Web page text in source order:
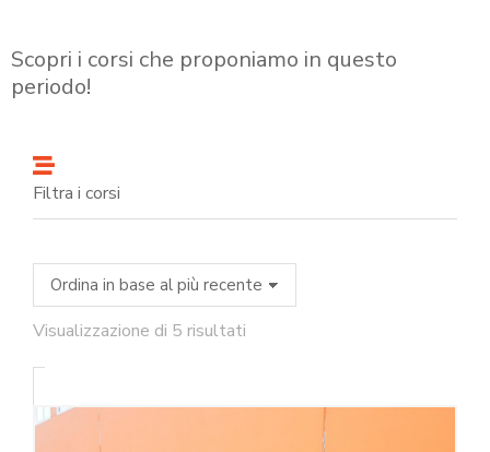
Scopri i corsi che proponiamo in questo
periodo!
Filtra i corsi
Visualizzazione di 5 risultati